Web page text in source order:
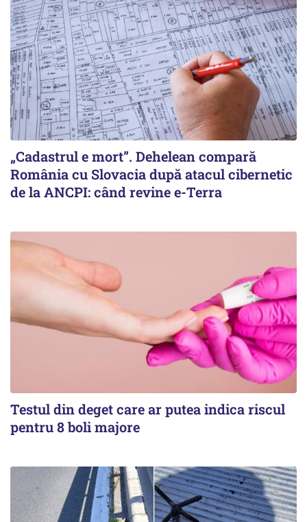
„Cadastrul e mort”. Dehelean compară
România cu Slovacia după atacul cibernetic
de la ANCPI: când revine e-Terra
Testul din deget care ar putea indica riscul
pentru 8 boli majore